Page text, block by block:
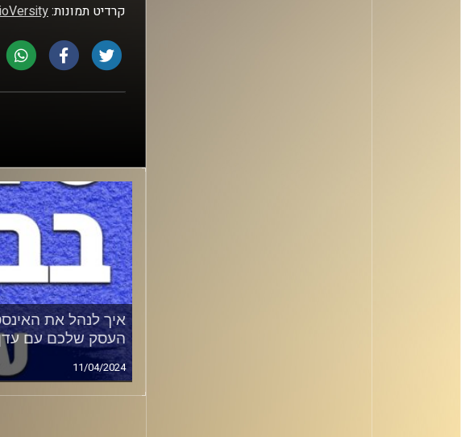
קרדיט תמונות:
איך לנהל את
העסק שלכם עם
11/04/2024